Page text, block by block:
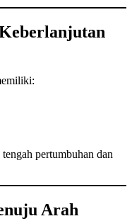
pertumbuhan dan
Arah